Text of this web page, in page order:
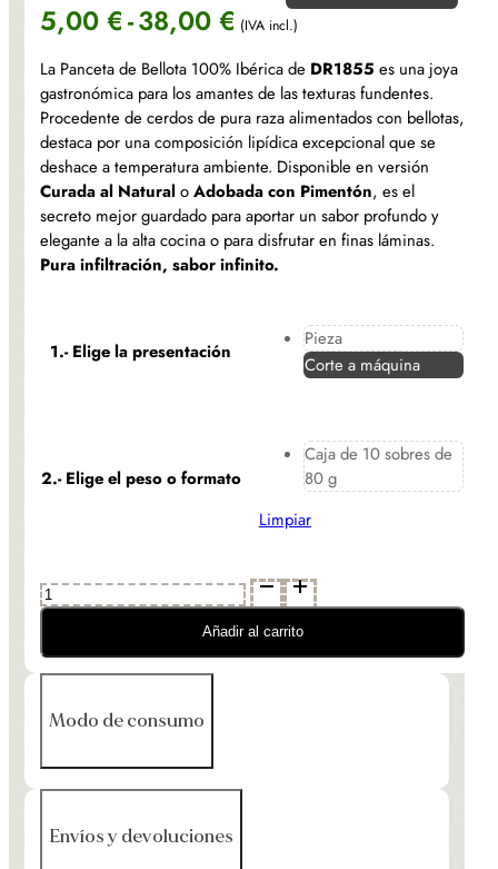
5,00 €-38,00 € Rango
de
precios:
desde
5,00 €
hasta
38,00 €
(IVA incl.)
La Panceta de Bellota 100% Ibérica de DR1855 es una joya
gastronómica para los amantes de las texturas fundentes.
Procedente de cerdos de pura raza alimentados con bellotas,
destaca por una composición lipídica excepcional que se
deshace a temperatura ambiente. Disponible en versión
Curada al NaturaloAdobada con Pimentón, es el
secreto mejor guardado para aportar un sabor profundo y
elegante a la alta cocina o para disfrutar en finas láminas.
Pura infiltración, sabor infinito.
1.- Elige la presentación
Pieza
Corte a máquina
2.- Elige el peso o formato
Caja de 10 sobres de
80 g
Limpiar
Panceta
de
100%
Ibérica
Curada
DR1855
Añadir al carrito
Modo de consumo
Envíos y devoluciones